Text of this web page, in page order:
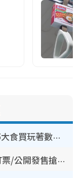
【8月生日優惠2026】全港85大食買玩著數攻略 自助餐/火鍋放題同行免費＋誠品/DONKI送現金券
人夫集團｜Klook套票/優先訂票/公開發售搶飛攻略！附票價.購票連結.場地座位表